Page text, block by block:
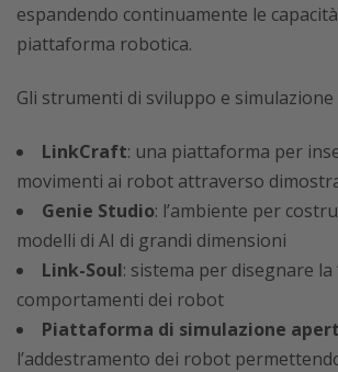
espandendo continuamente le
piattaforma robotica.
Gli strumenti di sviluppo e simulazione
LinkCraft: una piattaforma per
movimenti ai robot attraverso
Genie Studio: l’ambiente per
modelli di AI di grandi dimensioni
Link-Soul: sistema per disegnare la
comportamenti dei robot
Piattaforma di simulazione
l’addestramento dei robot